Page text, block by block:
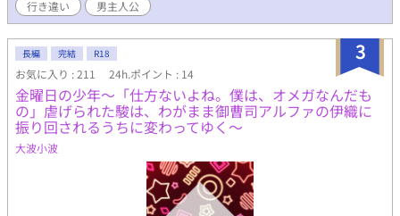
行き違い
男主人公
3
長編 完結 R18
お気に入り : 211 24h.ポイント : 14
金曜日の少年～「仕方ないよね。僕は、オメガなんだも
の」虐げられた駿は、わがまま御曹司アルファの伊織に
振り回されるうちに変わってゆく～
大波小波